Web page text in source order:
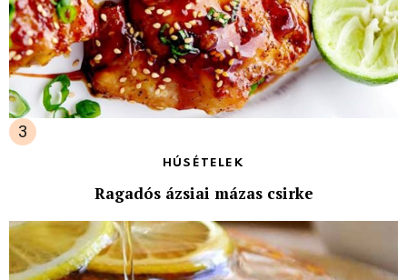
HÚSÉTELEK
Ragadós ázsiai mázas csirke